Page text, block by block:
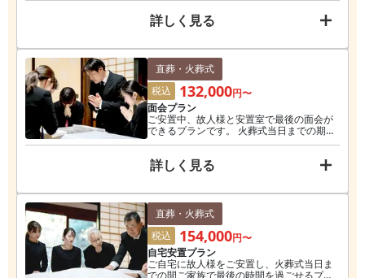
ほどのお別れが可能です ※料金は事前資料
請求（予約）などの割引適用後の価格で
詳しく見る
直葬・火葬式
税込
132,000円〜
面会プラン
ご安置中、故人様と安置室で最後の面会が
できるプランです。 火葬式当日までの期
間、安置室にお越しいただき面会をしてい
後のお別れの時間がほしいという方におす
すめです。 ※料金は事前資料請求（予約）
詳しく見る
直葬・火葬式
税込
154,000円〜
自宅安置プラン
ご自宅に故人様をご安置し、火葬式当日ま
での間ご家族で最後の時間を過ごせるプラ